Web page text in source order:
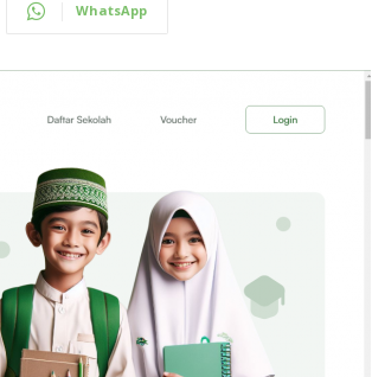
WhatsApp